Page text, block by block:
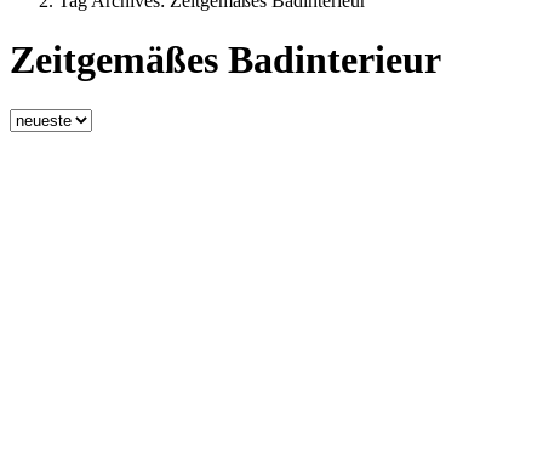
Zeitgemäßes Badinterieur